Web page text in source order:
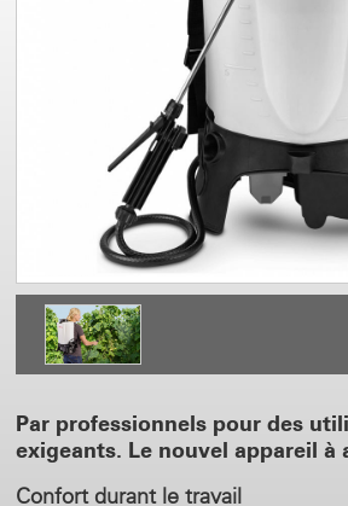
Par professionnels pour des
exigeants. Le nouvel appareil à
Confort durant le travail